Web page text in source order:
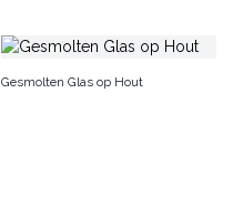
Gesmolten Glas op Hout